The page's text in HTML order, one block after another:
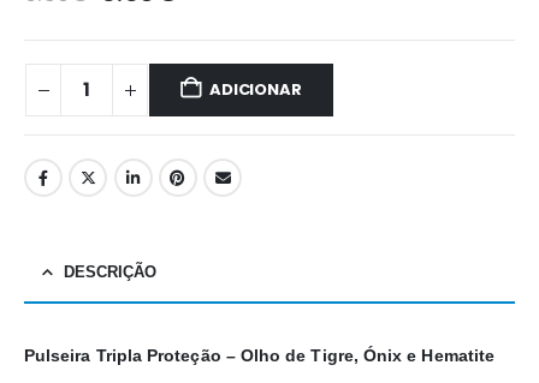
ADICIONAR
DESCRIÇÃO
Pulseira Tripla Proteção – Olho de Tigre, Ónix e Hematite